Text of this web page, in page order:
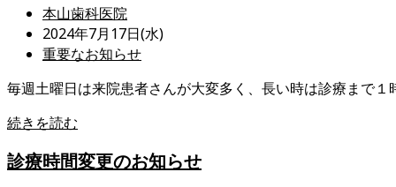
変
更
の
お
知
投
稿
者:
本山歯科医院
投
稿
開
日:
2024年7月17日(水)
投
カ
テ
ゴ
リ
ー:
重要なお知らせ
毎週土曜日は来院患者さんが大変多く、長い時は診療まで１
続きを読む
か
診療時間変更のお知らせ